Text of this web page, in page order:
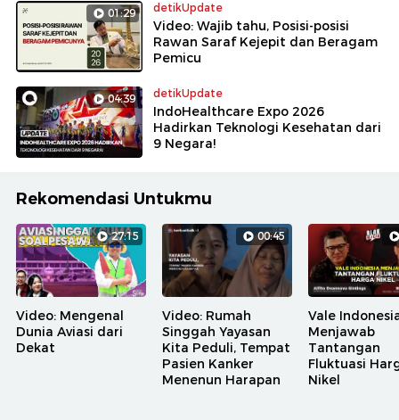
01:29 detikUpdate
Video: Wajib tahu, Posisi-posisi
Rawan Saraf Kejepit dan Beragam
Pemicu
04:39 detikUpdate
IndoHealthcare Expo 2026
Hadirkan Teknologi Kesehatan dari
9 Negara!
Rekomendasi Untukmu
27:15
Video: Mengenal
Dunia Aviasi dari
Dekat
00:45
Video: Rumah
Singgah Yayasan
Kita Peduli, Tempat
Pasien Kanker
Menenun Harapan
Vale
Menjawab
Tantangan
Fluktuasi
Nikel